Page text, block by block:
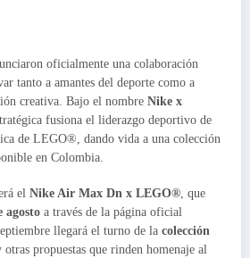
oficialmente una colaboración
tanto a amantes del deporte como a
creativa. Bajo el nombre Nike x
fusiona el liderazgo deportivo de
de LEGO®, dando vida a una colección
en Colombia.
el Nike Air Max Dn x LEGO®, que
agosto a través de la página oficial
llegará el turno de la colección
otras propuestas que rinden homenaje al